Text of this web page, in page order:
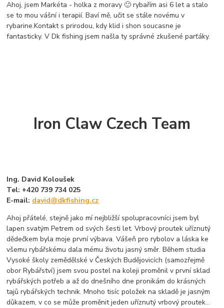
Ahoj, jsem Markéta - holka z moravy 🙂 rybařím asi 6 let a stalo
se to mou vášní i terapií. Baví mě, učit se stále novému v
rybarine.Kontakt s prirodou, kdy klid i shon soucasne je
fantasticky. V Dk fishing jsem našla ty správné zkušené parťáky.
Iron Claw Czech Team
Ing. David Koloušek
Tel: +420 739 734 025
E-mail: david@dkfishing.cz
Ahoj přátelé, stejně jako mí nejbližší spolupracovníci jsem byl
lapen svatým Petrem od svých šesti let. Vrbový proutek uříznutý
dědečkem byla moje první výbava. Vášeň pro rybolov a láska ke
všemu rybářskému dala mému životu jasný směr. Během studia
Vysoké školy zemědělské v Českých Budějovicích (samozřejmě
obor Rybářství) jsem svou postel na koleji proměnil v první sklad
rybářských potřeb a až do dnešního dne pronikám do krásných
tajů rybářských technik. Mnoho tisíc položek na skladě je jasným
důkazem, v co se může proměnit jeden uříznutý vrbový proutek...